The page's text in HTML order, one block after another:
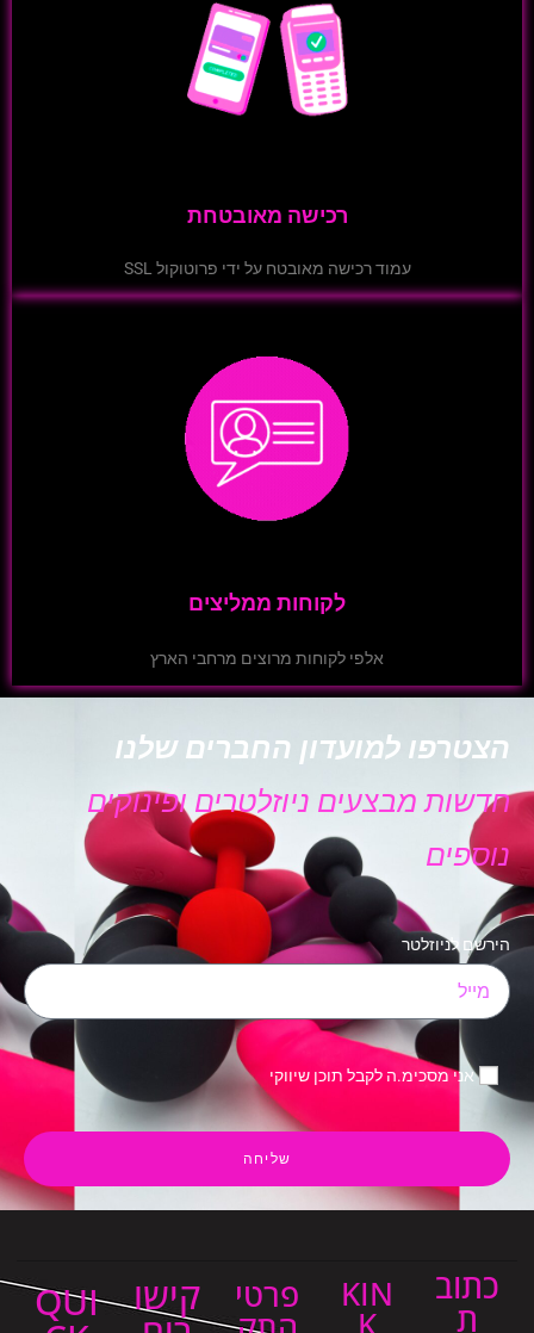
רכישה מאובטחת
עמוד רכישה מאובטח על ידי פרוטוקול SSL
לקוחות ממליצים
אלפי לקוחות מרוצים מרחבי הארץ
הצטרפו למועדון החברים שלנו
חדשות מבצעים ניוזלטרים ופינוקים
נוספים
הירשם לניוזלטר
אני מסכימ.ה לקבל תוכן שיווקי
שליחה
כתוב
ת
KIN פרטי קישו QUI